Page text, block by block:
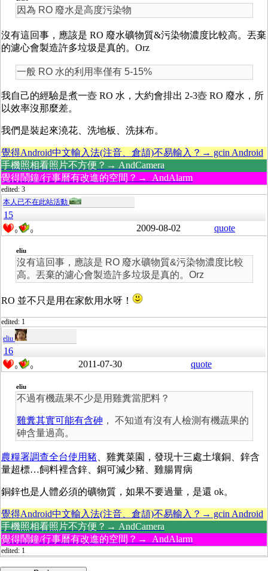
因為 RO 廢水是高度污染物
沒有這回事，應該是 RO 廢水礦物質&污染物濃度比較高。丟棄
的濾心會製造許多垃圾是真的。Orz
一般 RO 水的利用率僅有 5-15%
我自己的經驗是煮一壺 RO 水，大約會排出 2-3壺 RO 廢水，所
以效率沒那麼差。
我們是裝起來澆花、洗地板、洗抹布。
覺得Android中文輸入法(注音、倉頡)不易輸入？→ gcin Android
手機照相看照片不方便？→ AndCamera
覺得鬧鐘/行事曆有改進的空間？→ AndAlarm
edited: 3
本人已不在此站活動
15
0 0 2009-08-02 quote
eliu
沒有這回事，應該是 RO 廢水礦物質&污染物濃度比較
高。丟棄的濾心會製造許多垃圾是真的。Orz
RO 並不只是用在家飲用水呀！
edited: 1
eliu
16
0 0 2011-07-30 quote
eliu
不過有機蔬果不少是用雞糞當肥料？
雞糞其實可能有含砷 ， 不知道有沒有人檢測有機蔬果的
砷含量過高。
農糧署調查全台使用豬、雞糞菜園，發現十三處土壤銅、鋅含
量超標…飼料裡含鋅、銅可減少豬、雞腸胃病
銅鋅也是人體必須的礦物質，如果不要過量，是還 ok。
覺得Android中文輸入法(注音、倉頡)不易輸入？→ gcin Android
手機照相看照片不方便？→ AndCamera
覺得鬧鐘/行事曆有改進的空間？→ AndAlarm
edited: 1